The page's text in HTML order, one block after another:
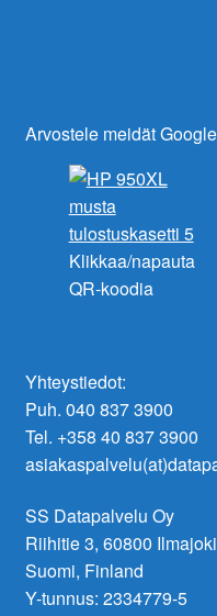
Arvostele meidät
Klikkaa/napauta
QR-koodia
Yhteystiedot:
Puh. 040 837 3900
Tel. +358 40 837 3900
SS Datapalvelu Oy
Riihitie 3, 60800 Ilmajoki
Suomi, Finland
Y-tunnus: 2334779-5